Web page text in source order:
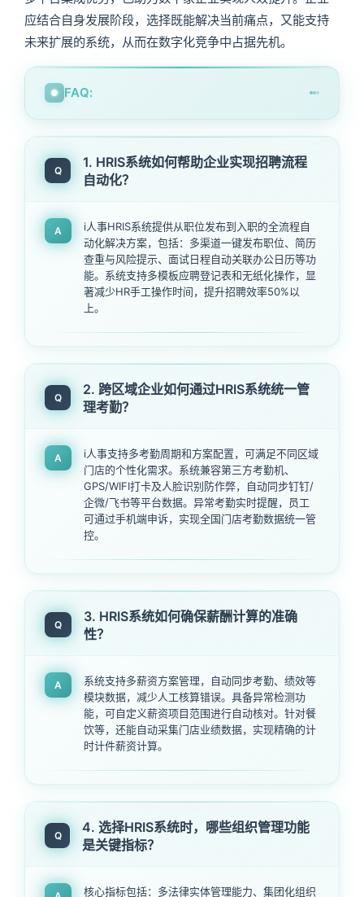
应结合自身发展阶段，选择既能解决当前痛点，又能支持
未来扩展的系统，从而在数字化竞争中占据先机。
FAQ:
Q
1. HRIS系统如何帮助企业实现招聘流程
自动化？
A
i人事HRIS系统提供从职位发布到入职的全流程自
动化解决方案，包括：多渠道一键发布职位、简历
查重与风险提示、面试日程自动关联办公日历等功
能。系统支持多模板应聘登记表和无纸化操作，显
著减少HR手工操作时间，提升招聘效率50%以
上。
Q
2. 跨区域企业如何通过HRIS系统统一管
理考勤？
A
i人事支持多考勤周期和方案配置，可满足不同区域
门店的个性化需求。系统兼容第三方考勤机、
GPS/WIFI打卡及人脸识别防作弊，自动同步钉钉/
企微/飞书等平台数据。异常考勤实时提醒，员工
可通过手机端申诉，实现全国门店考勤数据统一管
控。
Q
3. HRIS系统如何确保薪酬计算的准确
性？
A
系统支持多薪资方案管理，自动同步考勤、绩效等
模块数据，减少人工核算错误。具备异常检测功
能，可自定义薪资项目范围进行自动核对。针对餐
饮等，还能自动采集门店业绩数据，实现精确的计
时计件薪资计算。
Q
4. 选择HRIS系统时，哪些组织管理功能
是关键指标？
核心指标包括：多法律实体管理能力、集团化组织